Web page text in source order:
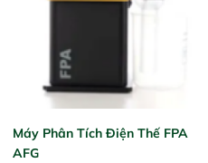
Máy Phân Tích Điện Thế FPA
AFG